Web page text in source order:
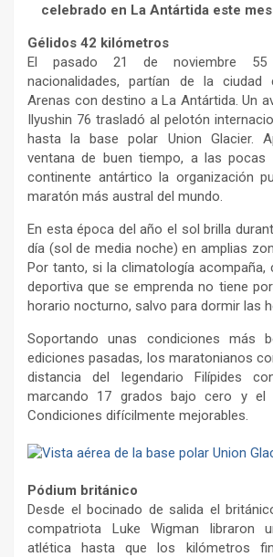
celebrado en La Antártida este
Gélidos 42 kilómetros
El pasado 21 de noviembre 55
nacionalidades, partían de la ciudad
Arenas con destino a La Antártida. Un
Ilyushin 76 trasladó al pelotón
hasta la base polar Union Glacier.
ventana de buen tiempo, a las
continente antártico la organización
maratón más austral del mundo.
En esta época del año el sol brilla
día (sol de media noche) en amplias
Por tanto, si la climatología acompaña,
deportiva que se emprenda no tiene
horario nocturno, salvo para dormir las
Soportando unas condiciones más
ediciones pasadas, los maratonianos
distancia del legendario Filípides
marcando 17 grados bajo cero y el
Condiciones difícilmente mejorables.
Pódium británico
Desde el bocinado de salida el
compatriota Luke Wigman libraron
atlética hasta que los kilómetros